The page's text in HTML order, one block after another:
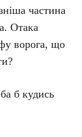
частина
Отака
ворога, що
б кудись